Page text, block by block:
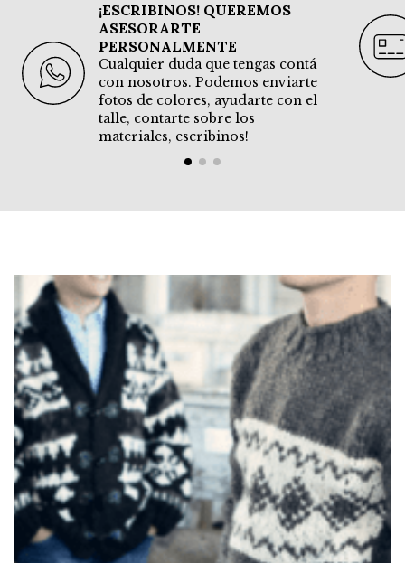
¡ESCRIBINOS! QUEREMOS
ASESORARTE
PERSONALMENTE
Cualquier duda que tengas contá
con nosotros. Podemos enviarte
fotos de colores, ayudarte con el
talle, contarte sobre los
materiales, escribinos!